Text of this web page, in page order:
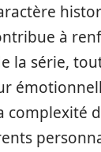
à
la série,
complexité